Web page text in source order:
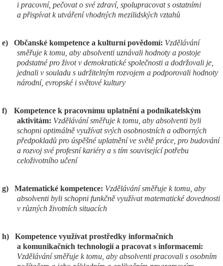
i pracovní, pečovat o své zdraví, spolupracovat s ostatními
a přispívat k utváření vhodných mezilidských vztahů
e) Občanské kompetence a kulturní povědomí: Vzdělávání
směřuje k tomu, aby absolventi uznávali hodnoty a postoje
podstatné pro život v demokratické společnosti a dodržovali je,
jednali v souladu s udržitelným rozvojem a podporovali hodnoty
národní, evropské i světové kultury
f)
Kompetence k pracovnímu uplatnění a podnikatelským
aktivitám: Vzdělávání směřuje k tomu, aby absolventi byli
schopni optimálně využívat svých osobnostních a odborných
předpokladů pro úspěšné uplatnění ve světě práce, pro budování
a rozvoj své profesní kariéry a s tím související potřebu
celoživotního učení
g) Matematické kompetence: Vzdělávání směřuje k tomu, aby
absolventi byli schopni funkčně využívat matematické dovednosti
v různých životních situacích
h)
Kompetence využívat prostředky informačních
a komunikačních technologií a pracovat s informacemi:
Vzdělávání směřuje k tomu, aby absolventi pracovali s osobním